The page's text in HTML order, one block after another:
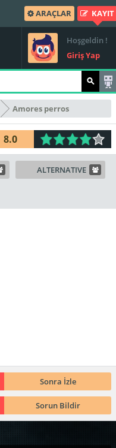
ARAÇLAR KAYIT
Hoşgeldin !
Giriş Yap
Amores perros
8.0
ALTERNATIVE
Sonra İzle
Sorun Bildir